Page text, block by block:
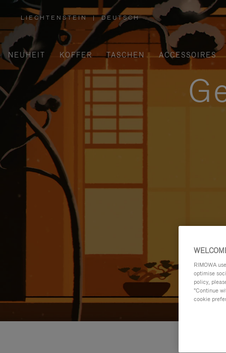
LIECHTENSTEIN
,
WÄHLEN
SIE
IHRE
REGION
AUS
| DEUTSCH
NEUHEIT KOFFER TASCHEN ACCESSOIRES
RIMOWA
optimise
policy,
"Continue
cookie